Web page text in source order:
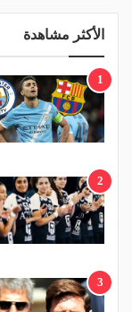
الأكثر مشاهدة
1
2
3